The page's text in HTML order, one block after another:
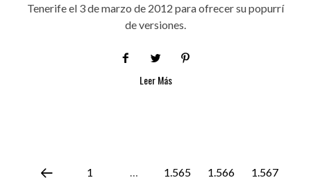
Tenerife el 3 de marzo de 2012 para ofrecer su popurrí
de versiones.
Leer Más
1 … 1.565 1.566 1.567